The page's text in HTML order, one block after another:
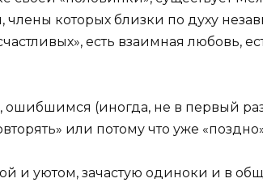
которых близки по духу
есть взаимная любовь,
ошибшимся (иногда, не в первый
или потому что уже
уютом, зачастую одиноки и в